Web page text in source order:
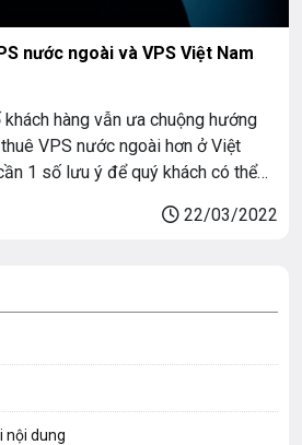
nước ngoài và VPS Việt Nam
hàng vẫn ưa chuộng hướng
VPS nước ngoài hơn ở Việt
1 số lưu ý để quý khách có thể
22/03/2022
nội dung